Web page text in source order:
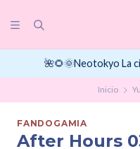
🌺🌻🌞Neotokyo La
Inicio
FANDOGAMIA
After Hours